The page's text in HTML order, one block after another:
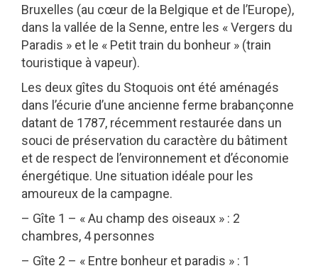
Bruxelles (au cœur de la Belgique et de l’Europe),
dans la vallée de la Senne, entre les « Vergers du
Paradis » et le « Petit train du bonheur » (train
touristique à vapeur).
Les deux gîtes du Stoquois ont été aménagés
dans l’écurie d’une ancienne ferme brabançonne
datant de 1787, récemment restaurée dans un
souci de préservation du caractère du bâtiment
et de respect de l’environnement et d’économie
énergétique. Une situation idéale pour les
amoureux de la campagne.
– Gîte 1 – « Au champ des oiseaux » : 2
chambres, 4 personnes
– Gîte 2 – « Entre bonheur et paradis » : 1